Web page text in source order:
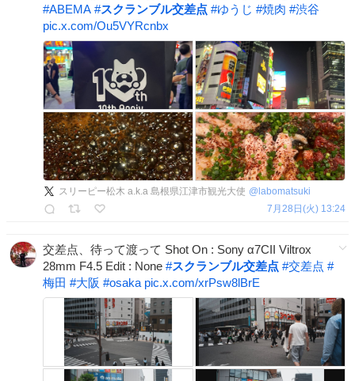
#ABEMA #スクランブル交差点 #ゆうじ #焼肉 #渋谷
pic.x.com/Ou5VYRcnbx
スリーピー松木 a.k.a 島根県江津市観光大使 @ labomatsuki
7月28日(火) 13:24
交差点、待って渡って Shot On : Sony α7CII Viltrox
28mm F4.5 Edit : None #スクランブル交差点 #交差点 #
梅田 #大阪 #osaka pic.x.com/xrPsw8lBrE